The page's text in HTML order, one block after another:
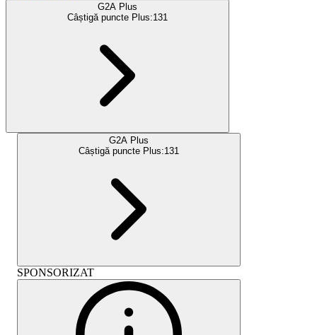
G2A Plus
Câștigă puncte Plus:131
G2A Plus
Câștigă puncte Plus:131
SPONSORIZAT